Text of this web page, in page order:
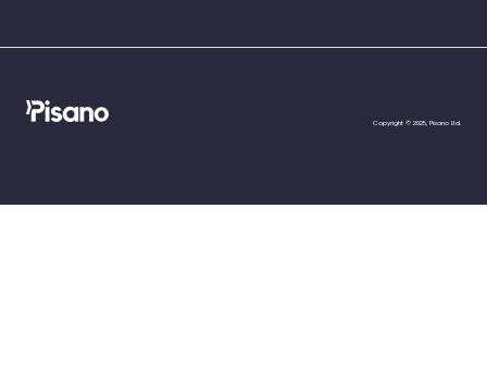
Copyright © 2025, Pisano Ltd.